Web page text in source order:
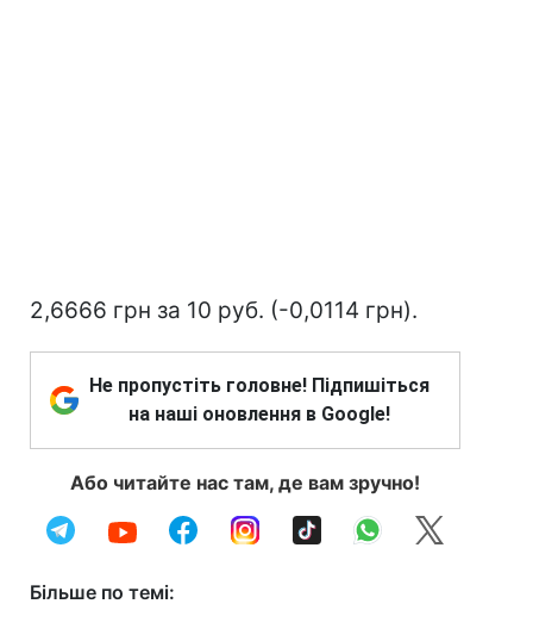
2,6666 грн за 10 руб. (-0,0114 грн).
Не пропустіть головне! Підпишіться
на наші оновлення в Google!
Або читайте нас там, де вам зручно!
Більше по темі: